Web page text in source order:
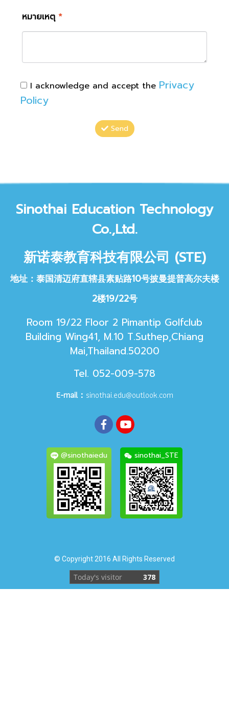
หมายเหตุ *
I acknowledge and accept the Privacy
Policy
Send
Sinothai Education Technology
Co.,Ltd.
新诺泰教育科技有限公司 (STE)
地址：泰国清迈府直辖县素贴路10号披曼提普高尔夫楼
2楼19/22号
Room 19/22 Floor 2 Pimantip Golfclub
Building Wing41, M.10 T.Suthep,Chiang
Mai,Thailand.50200
Tel. 052-009-578
E-mail： sinothai.edu@outlook.com
@sinothaiedu sinothai_STE
© Copyright 2016 All Rights Reserved
Today's visitor 378